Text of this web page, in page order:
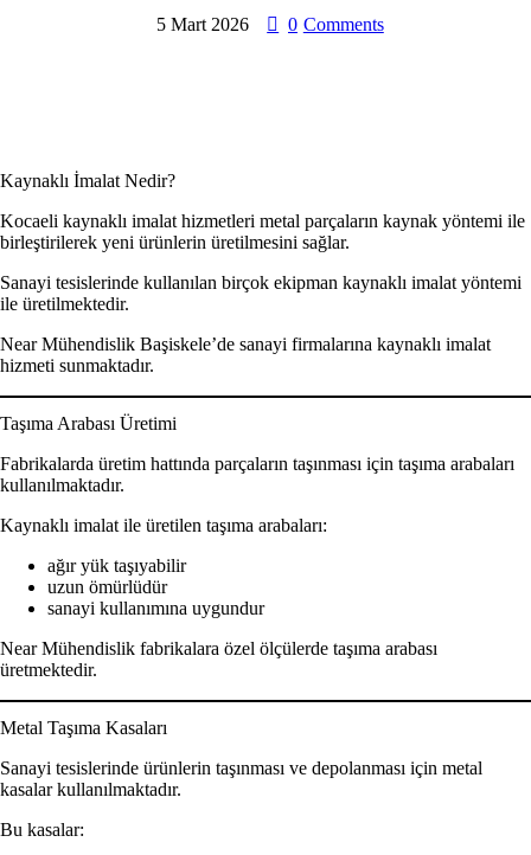
5 Mart 2026 0 Comments
Kaynaklı İmalat Nedir?
Kocaeli kaynaklı imalat hizmetleri metal parçaların kaynak yöntemi ile
birleştirilerek yeni ürünlerin üretilmesini sağlar.
Sanayi tesislerinde kullanılan birçok ekipman kaynaklı imalat yöntemi
ile üretilmektedir.
Near Mühendislik Başiskele’de sanayi firmalarına kaynaklı imalat
hizmeti sunmaktadır.
Taşıma Arabası Üretimi
Fabrikalarda üretim hattında parçaların taşınması için taşıma arabaları
kullanılmaktadır.
Kaynaklı imalat ile üretilen taşıma arabaları:
ağır yük taşıyabilir
uzun ömürlüdür
sanayi kullanımına uygundur
Near Mühendislik fabrikalara özel ölçülerde taşıma arabası
üretmektedir.
Metal Taşıma Kasaları
Sanayi tesislerinde ürünlerin taşınması ve depolanması için metal
kasalar kullanılmaktadır.
Bu kasalar: